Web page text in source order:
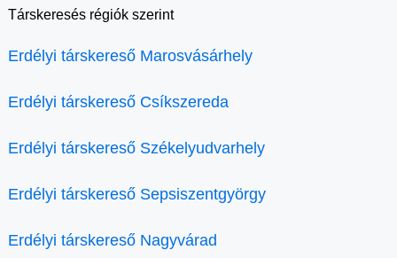
Társkeresés régiók szerint
Erdélyi társkereső Marosvásárhely
Erdélyi társkereső Csíkszereda
Erdélyi társkereső Székelyudvarhely
Erdélyi társkereső Sepsiszentgyörgy
Erdélyi társkereső Nagyvárad